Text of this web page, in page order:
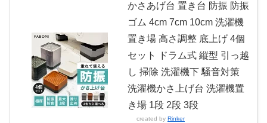
かさあげ台 置き台 防振 防振
ゴム 4cm 7cm 10cm 洗濯機
置き場 高さ調整 底上げ 4個
セット ドラム式 縦型 引っ越
し 掃除 洗濯機下 騒音対策
洗濯機かさ上げ台 洗濯機置
き場 1段 2段 3段
created by Rinker